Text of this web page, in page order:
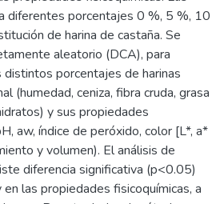
diferentes porcentajes 0 %, 5 %, 10
de harina de castaña. Se
aleatorio (DCA), para
porcentajes de harinas
(humedad, ceniza, fibra cruda, grasa
y sus propiedades
aw, índice de peróxido, color [L*, a*
y volumen). El análisis de
diferencia significativa (p<0.05)
las propiedades fisicoquímicas, a